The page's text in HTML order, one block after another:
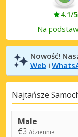
4.1/5
Na
Nowość!
Web i
Najtańsze
Male
€3 /dziennie